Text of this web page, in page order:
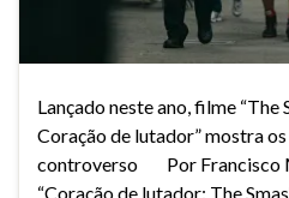
Lançado neste ano, filme “The
Coração de lutador” mostra
controverso Por
“Coração de lutador: The